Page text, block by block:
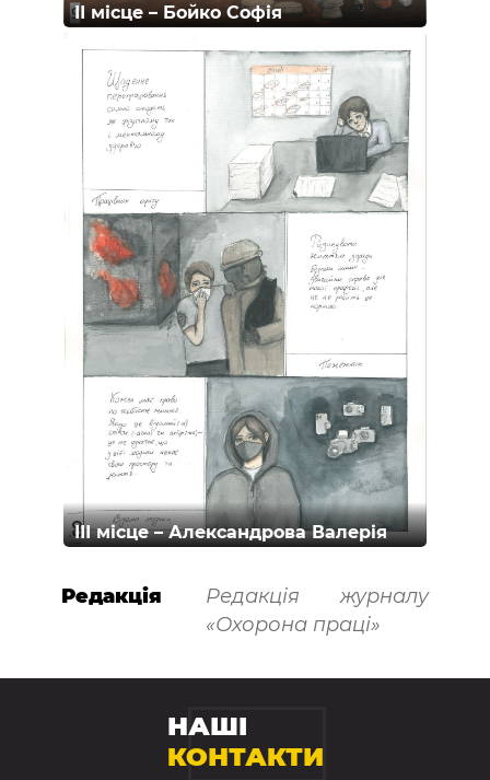
ІІ місце – Бойко Софія
ІІІ місце – Александрова Валерія
Редакція
Редакція журналу
«Охорона праці»
НАШІ
КОНТАКТИ